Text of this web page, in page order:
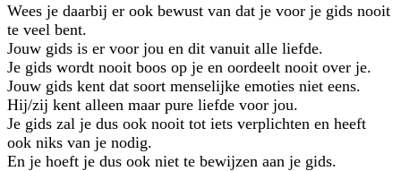
Wees je daarbij er ook bewust van dat je voor je gids nooit
te veel bent.
Jouw gids is er voor jou en dit vanuit alle liefde.
Je gids wordt nooit boos op je en oordeelt nooit over je.
Jouw gids kent dat soort menselijke emoties niet eens.
Hij/zij kent alleen maar pure liefde voor jou.
Je gids zal je dus ook nooit tot iets verplichten en heeft
ook niks van je nodig.
En je hoeft je dus ook niet te bewijzen aan je gids.